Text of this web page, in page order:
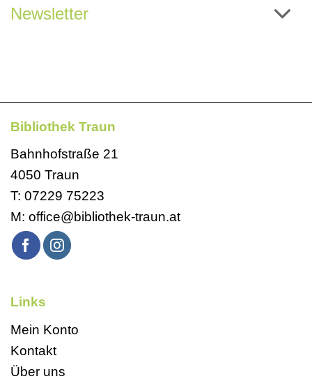
Newsletter
Bibliothek Traun
Bahnhofstraße 21
4050 Traun
T: 07229 75223
M: office@bibliothek-traun.at
Links
Mein Konto
Kontakt
Über uns